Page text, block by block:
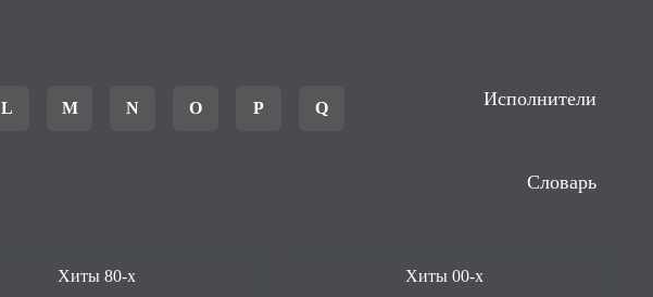
L M N O P Q Исполнители
Словарь
Хиты 80-х Хиты 00-х